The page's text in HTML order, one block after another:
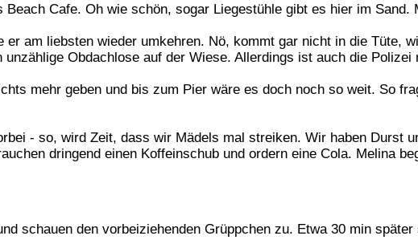
Cafe. Oh wie schön, sogar Liegestühle gibt es hier im
am liebsten wieder umkehren. Nö, kommt gar nicht in die Tüte,
Obdachlose auf der Wiese. Allerdings ist auch die
mehr geben und bis zum Pier wäre es doch noch so weit. So
- so, wird Zeit, dass wir Mädels mal streiken. Wir haben Durst
dringend einen Koffeinschub und ordern eine Cola. Melina
schauen den vorbeiziehenden Grüppchen zu. Etwa 30 min